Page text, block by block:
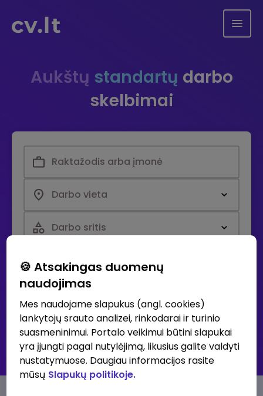
Aukštų standartų darbo
skelbimai
Darbo vieta
Darbo sritis
30K+ klubas - didžiausių atlyginimų skelbimai
Visi skelbimai
Prenumeruoti skelbimus
🍪 Atsakingas duomenų
naudojimas
Mes naudojame slapukus (angl. cookies)
lankytojų srauto analizei, rinkodarai ir turinio
suasmeninimui. Portalo veikimui būtini slapukai
yra įjungti pagal nutylėjimą, likusius galite valdyti
nustatymuose. Daugiau informacijos rasite
mūsų Slapukų politikoje.